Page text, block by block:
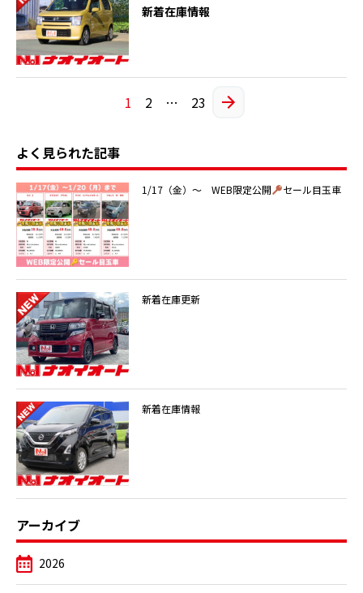
新着在庫情報
1 2 … 23
よく見られた記事
1/17（金）～ WEB限定公開 セール目玉車
新着在庫更新
新着在庫情報
アーカイブ
2026